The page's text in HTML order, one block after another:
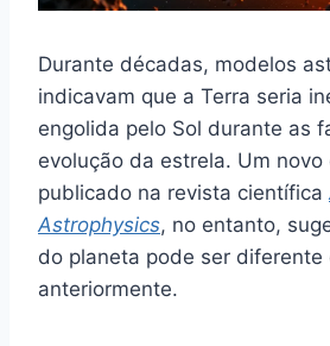
Durante décadas, modelos
indicavam que a Terra seria
engolida pelo Sol durante as
evolução da estrela. Um novo
publicado na revista científica
Astrophysics, no entanto,
do planeta pode ser diferente
anteriormente.